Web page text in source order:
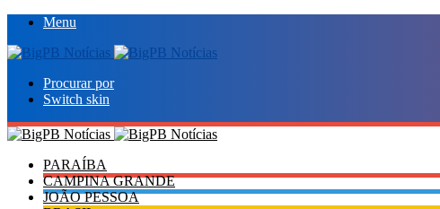
Menu
Procurar por
Switch skin
PARAÍBA
CAMPINA GRANDE
JOÃO PESSOA